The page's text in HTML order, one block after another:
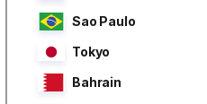
Sao Paulo
Tokyo
Bahrain